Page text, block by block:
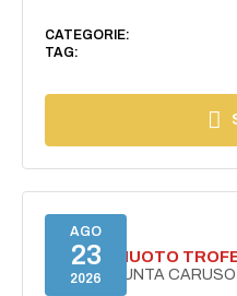
CATEGORIE:
TAG:
AGO
23
2026
GARA DI NUOTO
TROFEO PUNTA CARUSO